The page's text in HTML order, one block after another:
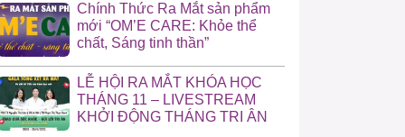
Chính Thức Ra Mắt sản phẩm
mới “OM’E CARE: Khỏe thể
chất, Sáng tinh thần”
LỄ HỘI RA MẮT KHÓA HỌC
THÁNG 11 – LIVESTREAM
KHỞI ĐỘNG THÁNG TRI ÂN